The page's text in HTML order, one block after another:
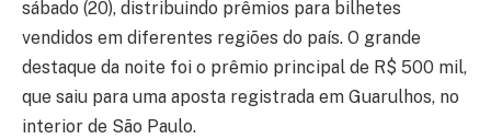
sábado (20), distribuindo prêmios para bilhetes
vendidos em diferentes regiões do país. O grande
destaque da noite foi o prêmio principal de R$ 500 mil,
que saiu para uma aposta registrada em Guarulhos, no
interior de São Paulo.